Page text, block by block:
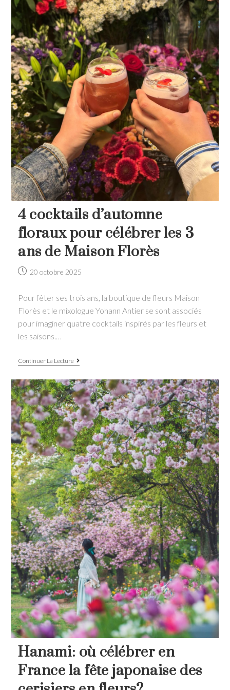
4 cocktails d’automne
floraux pour célébrer les 3
ans de Maison Florès
Post20 octobre 2025
Pour fêter ses trois ans, la boutique de fleurs Maison
Florès et le mixologue Yohann Antier se sont associés
pour imaginer quatre cocktails inspirés par les fleurs et
les saisons.…
Continuer La Lecture
4
d’automne
floraux
pour
célébrer
les
3
ans
de
Maison
Florès
Hanami: où célébrer en
France la fête japonaise des